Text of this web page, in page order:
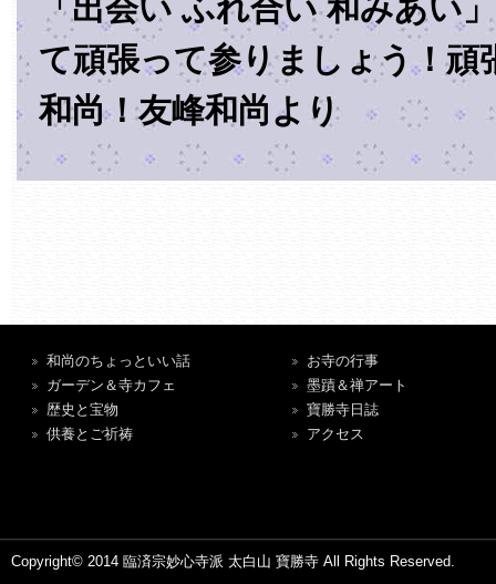
「出会い ふれ合い 和みあい
て頑張って参りましょう！頑
和尚！友峰和尚より
和尚のちょっといい話
ガーデン＆寺カフェ
歴史と宝物
供養とご祈祷
お寺の行事
墨蹟＆禅アート
寶勝寺日誌
アクセス
Copyright© 2014 臨済宗妙心寺派 太白山 寶勝寺 All Rights Reserved.